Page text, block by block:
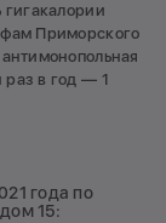
гигакалории
Приморского
раз в год — 1
года по
15: